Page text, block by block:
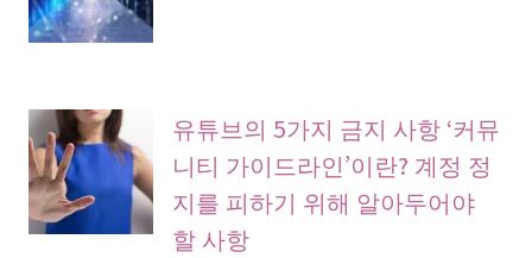
유튜브의 5가지 금지 사항 ‘커뮤
니티 가이드라인’이란? 계정 정
지를 피하기 위해 알아두어야
할 사항